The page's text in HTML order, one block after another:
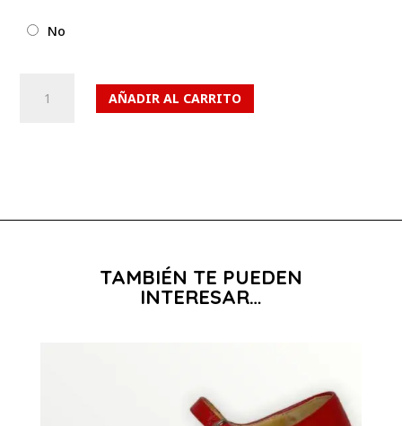
No
AÑADIR AL CARRITO
TAMBIÉN TE PUEDEN
INTERESAR…